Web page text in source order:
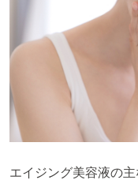
エイジング美容液の